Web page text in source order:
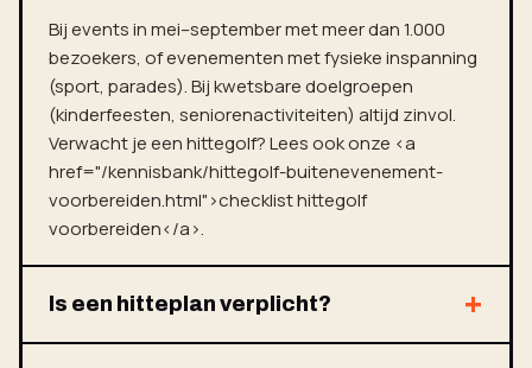
Bij events in mei–september met meer dan 1.000
bezoekers, of evenementen met fysieke inspanning
(sport, parades). Bij kwetsbare doelgroepen
(kinderfeesten, seniorenactiviteiten) altijd zinvol.
Verwacht je een hittegolf? Lees ook onze <a
href="/kennisbank/hittegolf-buitenevenement-
voorbereiden.html">checklist hittegolf
voorbereiden</a>.
Is een hitteplan verplicht?